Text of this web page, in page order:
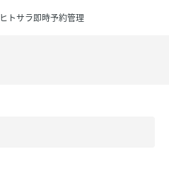
ヒトサラ即時予約管理